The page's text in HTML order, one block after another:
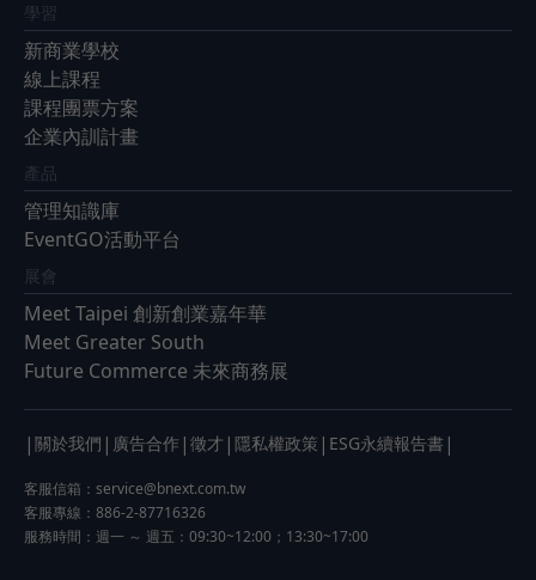
學習
新商業學校
線上課程
課程團票方案
企業內訓計畫
產品
管理知識庫
EventGO活動平台
展會
Meet Taipei 創新創業嘉年華
Meet Greater South
Future Commerce 未來商務展
| 關於我們 | 廣告合作 | 徵才 | 隱私權政策 | ESG永續報告書 |
客服信箱： service@bnext.com.tw
客服專線：886-2-87716326
服務時間：週一 ～ 週五：09:30~12:00；13:30~17:00